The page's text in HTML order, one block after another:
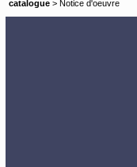
catalogue > Notice d'oeuvre